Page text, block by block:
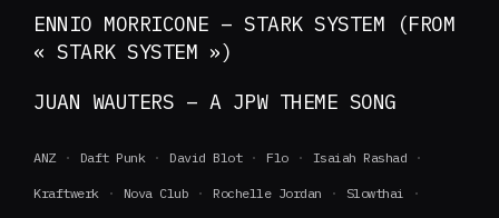
ENNIO MORRICONE – STARK SYSTEM (FROM
« STARK SYSTEM »)
JUAN WAUTERS – A JPW THEME SONG
ANZ Daft Punk David Blot Flo Isaiah Rashad
Kraftwerk Nova Club Rochelle Jordan Slowthai